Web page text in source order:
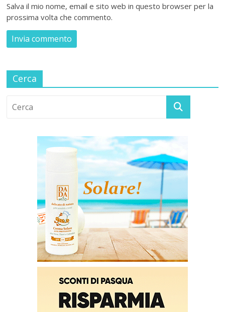
Salva il mio nome, email e sito web in questo browser per la
prossima volta che commento.
Cerca